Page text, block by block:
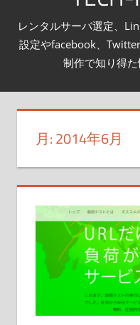
レンタルサーバ選定、
設定やfacebook、
制作で知り得た
月:2014年6月